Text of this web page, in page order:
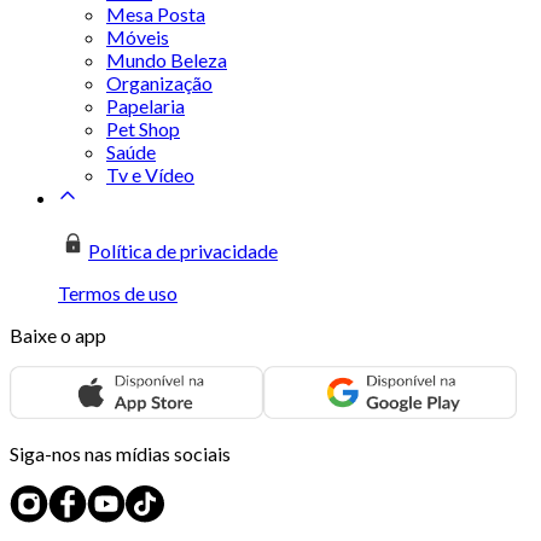
Mesa Posta
Móveis
Mundo Beleza
Organização
Papelaria
Pet Shop
Saúde
Tv e Vídeo
Política de privacidade
Termos de uso
Baixe o app
Siga-nos nas mídias sociais